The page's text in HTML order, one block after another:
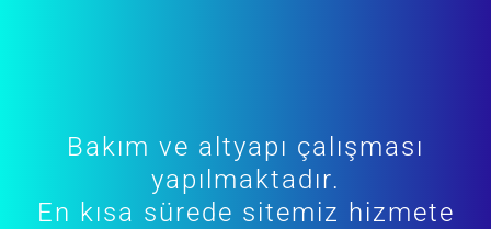
Bakım ve altyapı çalışması
yapılmaktadır.
En kısa sürede sitemiz hizmete